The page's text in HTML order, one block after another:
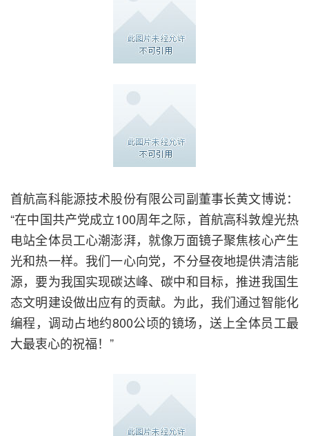
首航高科能源技术股份有限公司副董事长黄文博说：
“在中国共产党成立100周年之际，首航高科敦煌光热
电站全体员工心潮澎湃，就像万面镜子聚焦核心产生
光和热一样。我们一心向党，不分昼夜地提供清洁能
源，要为我国实现碳达峰、碳中和目标，推进我国生
态文明建设做出应有的贡献。为此，我们通过智能化
编程，调动占地约800公顷的镜场，送上全体员工最
大最衷心的祝福！”